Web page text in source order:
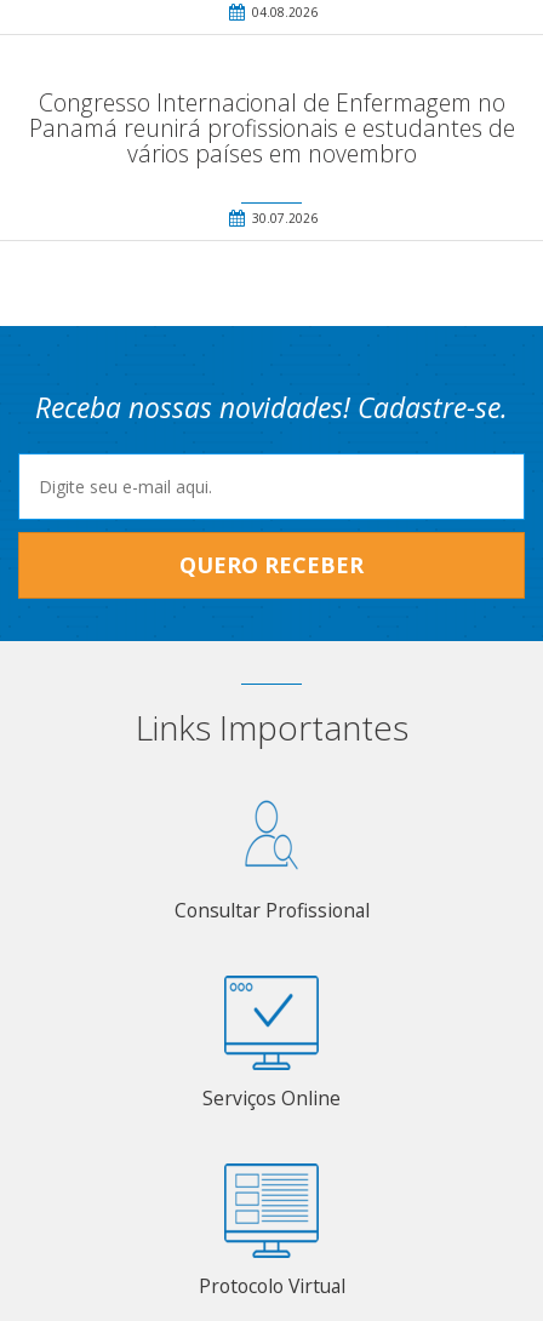
04.08.2026
Congresso Internacional de Enfermagem no
Panamá reunirá profissionais e estudantes de
vários países em novembro
30.07.2026
Receba nossas novidades! Cadastre-se.
QUERO RECEBER
Links Importantes
Consultar Profissional
Serviços Online
Protocolo Virtual